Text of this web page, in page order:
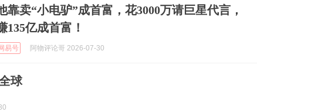
靠卖“小电驴”成首富，花3000万请巨星代言，
135亿成首富！
易号 阿物评论哥 2026-07-30
球